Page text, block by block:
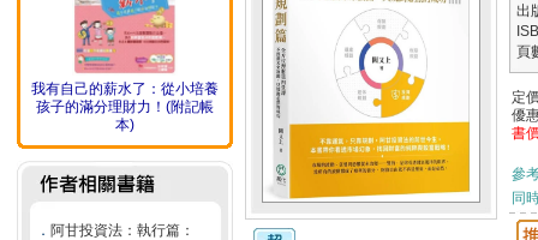
我有自己的薪水了：從小培養
孩子的滿分理財力！(附記帳
本)
． 阿甘投資法：執行篇：
出
頁
定
優
書
參
同